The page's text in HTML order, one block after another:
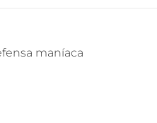
maníaca